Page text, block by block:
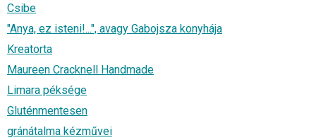
Csibe
"Anya, ez isteni!...", avagy Gabojsza konyhája
Kreatorta
Maureen Cracknell Handmade
Limara péksége
Gluténmentesen
gránátalma kézművei